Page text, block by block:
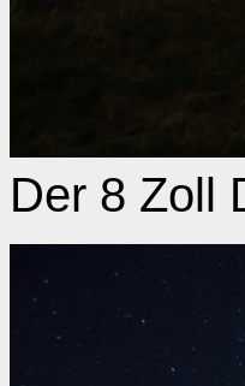
Der 8 Zoll